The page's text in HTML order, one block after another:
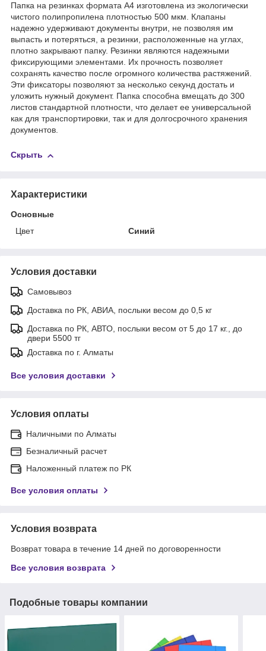
Папка на резинках формата А4 изготовлена из экологически
чистого полипропилена плотностью 500 мкм. Клапаны
надежно удерживают документы внутри, не позволяя им
выпасть и потеряться, а резинки, расположенные на углах,
плотно закрывают папку. Резинки являются надежными
фиксирующими элементами. Их прочность позволяет
сохранять качество после огромного количества растяжений.
Эти фиксаторы позволяют за несколько секунд достать и
уложить нужный документ. Папка способна вмещать до 300
листов стандартной плотности, что делает ее универсальной
как для транспортировки, так и для долгосрочного хранения
документов.
Скрыть
Характеристики
Основные
Цвет
Синий
Условия доставки
Самовывоз
Доставка по РК, АВИА, послыки весом до 0,5 кг
Доставка по РК, АВТО, послыки весом от 5 до 17 кг., до
двери 5500 тг
Доставка по г. Алматы
Все условия доставки
Условия оплаты
Наличными по Алматы
Безналичный расчет
Наложенный платеж по РК
Все условия оплаты
Условия возврата
Возврат товара в течение 14 дней по договоренности
Все условия возврата
Подобные товары компании